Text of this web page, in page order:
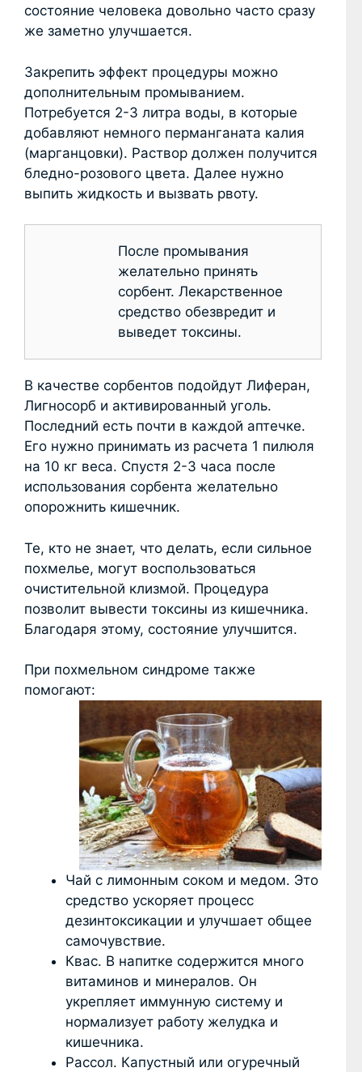
состояние человека довольно часто сразу
же заметно улучшается.
Закрепить эффект процедуры можно
дополнительным промыванием.
Потребуется 2-3 литра воды, в которые
добавляют немного перманганата калия
(марганцовки). Раствор должен получится
бледно-розового цвета. Далее нужно
выпить жидкость и вызвать рвоту.
После промывания
желательно принять
сорбент. Лекарственное
средство обезвредит и
выведет токсины.
В качестве сорбентов подойдут Лиферан,
Лигносорб и активированный уголь.
Последний есть почти в каждой аптечке.
Его нужно принимать из расчета 1 пилюля
на 10 кг веса. Спустя 2-3 часа после
использования сорбента желательно
опорожнить кишечник.
Те, кто не знает, что делать, если сильное
похмелье, могут воспользоваться
очистительной клизмой. Процедура
позволит вывести токсины из кишечника.
Благодаря этому, состояние улучшится.
При похмельном синдроме также
помогают:
Чай с лимонным соком и медом. Это
средство ускоряет процесс
дезинтоксикации и улучшает общее
самочувствие.
Квас. В напитке содержится много
витаминов и минералов. Он
укрепляет иммунную систему и
нормализует работу желудка и
кишечника.
Рассол. Капустный или огуречный